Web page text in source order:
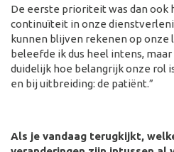
De eerste prioriteit was dan ook
continuïteit in onze
kunnen blijven rekenen op onze
beleefde ik dus heel intens,
duidelijk hoe belangrijk onze rol
en bij uitbreiding: de patiënt.”
Als je vandaag terugkijkt,